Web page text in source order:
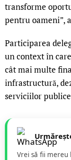
transforme
pentru oameni”,
Participarea
un context în
cât mai multe
infrastructură,
serviciilor
Vrei să fii mereu